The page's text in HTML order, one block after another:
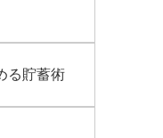
る貯蓄術